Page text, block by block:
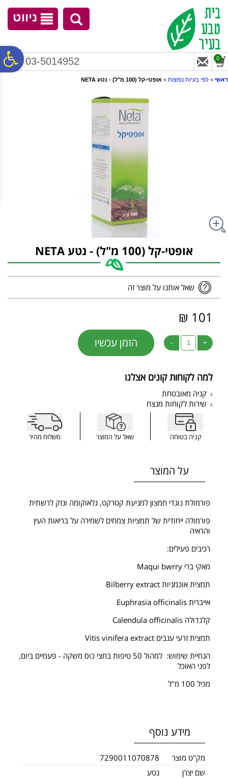
נגישות
ניווט
03-5014952 0
ראשי > לפי בעיות נפוצות > אופטי-קל (100 מ"ל) - נטע NETA
אופטי-קל (100 מ"ל) - נטע NETA
שאל אותנו על מוצר זה
101 ₪
+
- הזמן עכשיו
למה לקוחות קונים אצלנו
קניה מאובטחת
שירות לקוחות מנצח
קניה בטוחה שאל על המוצר משלוח מהיר
על המוצר
פורמולת נוגדי חמצון למניעת קטרקט, גלאוקומה ונזק לרשתית
פורמולה ייחודית של תמציות צמחים לשמירה על בריאות העין
והראיה
רכיבים פעילים:
מאקי ברי Maqui bwrry
תמצית אוכמניות Bilberry extract
אייברית Euphrasia officinalis
קלנדולה Calendula officinalis
תמצית זרעי ענבים Vitis vinifera extract
הנחיית שימוש: למהול 50 טיפות בחצי כוס משקה - פעמיים ביום,
לפני האוכל
מכיל 100 מ"ל
מידע נוסף
מק"ט מוצר
7290011070878
שם יצרן
נטע